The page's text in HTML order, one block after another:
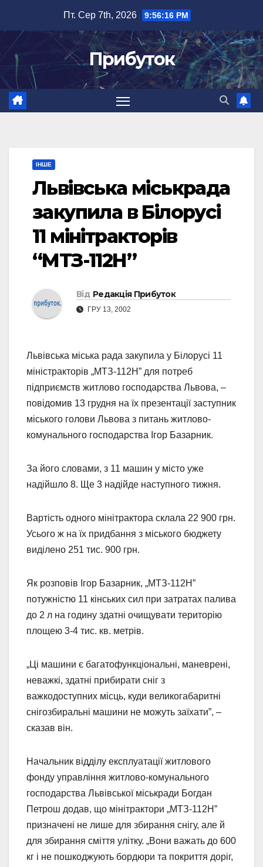
вмісту
Пт. Сер 7th, 2026 9:56:17 PM
Прибуток
ІНШЕ
Львівська міськрада
закупила в Білорусі
11 мінітракторів
“МТЗ-112Н”
Від Редакція Прибуток
ГРУ 13, 2002
Львівська міська рада закупила у Білорусі 11
міністракторів „МТЗ-112Н” для потреб
підприємств житлово господарства Львова, –
повідомив 13 грудня на їх презентації заступник
міського голови Львова з питань житлово-
комунального господарства Ігор Базарник.
За його словами, з 11 машин у місто уже
надійшло 8. Ще 3 надійде наступного тижня.
Вартість одного мінітрактора склала 22 900 грн.
Усього ж на їх придбання з міського бюджету
виділено 251 тис. 900 грн.
Як розповів Ігор Базарник, „МТЗ-112Н”
потужністю 11 кінських сил при затратах палива
до 2 л на годину здатні очищувати територію
площею 3-4 тис. кв. метрів.
„Ці машини є багатофункціональні, маневрені,
неважкі, здатні прибирати сніг з
важкодоступних місць, куди великогабаритні
снігозбиральні машини не можуть заїхати”, –
сказав він.
Начальник відділу експлуатації житлового
фонду управління житлово-комунального
господарства Львівської міськради Богдан
Петрош додав, що мінітрактори „МТЗ-112Н”
призначені не лише для збирання снігу, але й
для збирання сміття улітку. „Вони важать до 600
кг і не пошкоджують бордюри та покриття доріг,